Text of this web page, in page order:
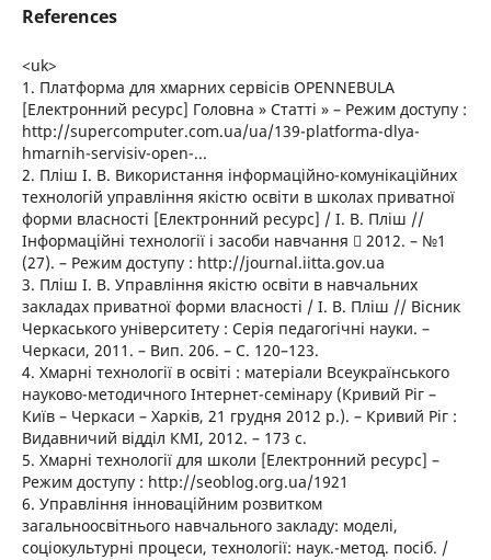
References
<uk>
1. Платформа для хмарних сервісів OPENNEBULA
[Електронний ресурс] Головна » Статті » – Режим доступу :
http://supercomputer.com.ua/ua/139-platforma-dlya-
hmarnih-servisiv-open-...
2. Пліш І. В. Використання інформаційно-комунікаційних
технологій управління якістю освіти в школах приватної
форми власності [Електронний ресурс] / І. В. Пліш //
Інформаційні технології і засоби навчання  2012. – №1
(27). – Режим доступу : http://journal.iitta.gov.ua
3. Пліш І. В. Управління якістю освіти в навчальних
закладах приватної форми власності / І. В. Пліш // Вісник
Черкаського університету : Серія педагогічні науки. –
Черкаси, 2011. – Вип. 206. – С. 120–123.
4. Хмарні технології в освіті : матеріали Всеукраїнського
науково-методичного Інтернет-семінару (Кривий Ріг –
Київ – Черкаси – Харків, 21 грудня 2012 р.). – Кривий Ріг :
Видавничий відділ КМІ, 2012. – 173 с.
5. Хмарні технології для школи [Електронний ресурс] –
Режим доступу : http://seoblog.org.ua/1921
6. Управління інноваційним розвитком
загальноосвітнього навчального закладу: моделі,
соціокультурні процеси, технології: наук.-метод. посіб. /